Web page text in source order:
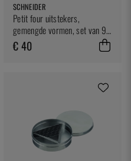
SCHNEIDER
Petit four uitstekers,
gemengde vormen, set van 9
stuks - Schneider
€ 40